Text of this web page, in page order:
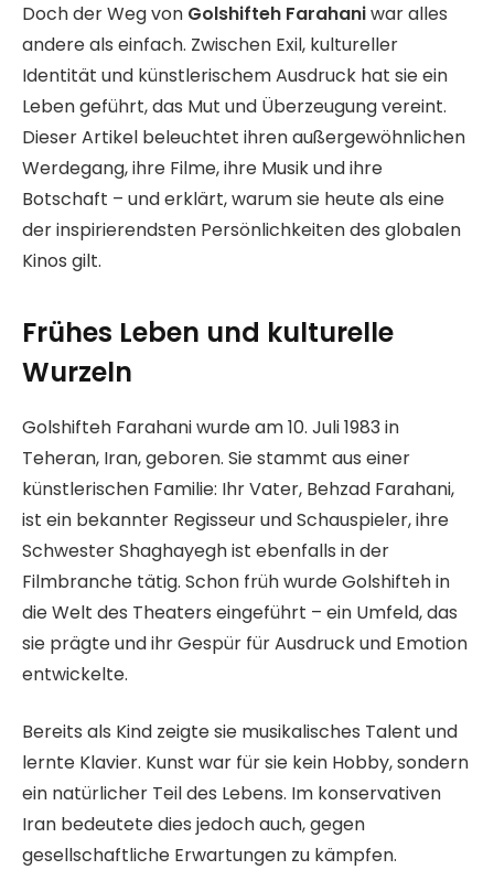
Doch der Weg von Golshifteh Farahaniwar alles
andere als einfach. Zwischen Exil, kultureller
Identität und künstlerischem Ausdruck hat sie ein
Leben geführt, das Mut und Überzeugung vereint.
Dieser Artikel beleuchtet ihren außergewöhnlichen
Werdegang, ihre Filme, ihre Musik und ihre
Botschaft – und erklärt, warum sie heute als eine
der inspirierendsten Persönlichkeiten des globalen
Kinos gilt.
Frühes Leben und kulturelle
Wurzeln
Golshifteh Farahani wurde am 10. Juli 1983 in
Teheran, Iran, geboren. Sie stammt aus einer
künstlerischen Familie: Ihr Vater, Behzad Farahani,
ist ein bekannter Regisseur und Schauspieler, ihre
Schwester Shaghayegh ist ebenfalls in der
Filmbranche tätig. Schon früh wurde Golshifteh in
die Welt des Theaters eingeführt – ein Umfeld, das
sie prägte und ihr Gespür für Ausdruck und Emotion
entwickelte.
Bereits als Kind zeigte sie musikalisches Talent und
lernte Klavier. Kunst war für sie kein Hobby, sondern
ein natürlicher Teil des Lebens. Im konservativen
Iran bedeutete dies jedoch auch, gegen
gesellschaftliche Erwartungen zu kämpfen.